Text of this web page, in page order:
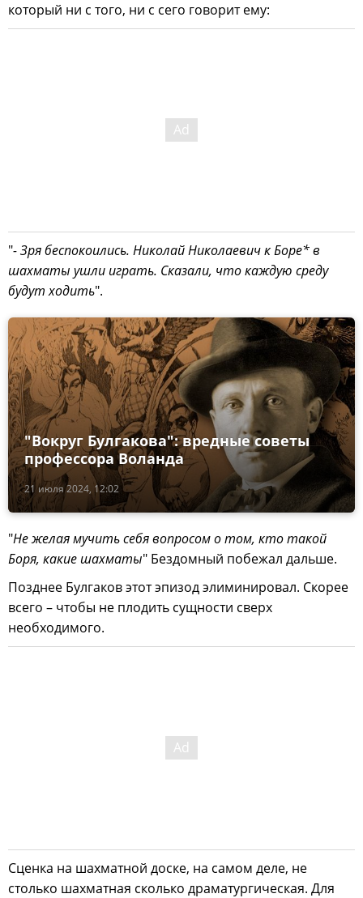
который ни с того, ни с сего говорит ему:
"- Зря беспокоились. Николай Николаевич к Боре* в
шахматы ушли играть. Сказали, что каждую среду
будут ходить".
21 июля 2024, 12:02
"Вокруг Булгакова": вредные советы
профессора Воланда
"Не желая мучить себя вопросом о том, кто такой
Боря, какие шахматы" Бездомный побежал дальше.
Позднее Булгаков этот эпизод элиминировал. Скорее
всего – чтобы не плодить сущности сверх
необходимого.
Сценка на шахматной доске, на самом деле, не
столько шахматная сколько драматургическая. Для